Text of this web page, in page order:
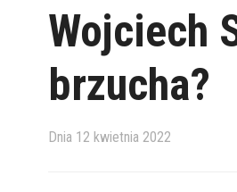
Wojciech
brzucha?
Dnia 12 kwietnia 2022